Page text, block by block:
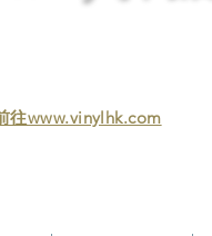
往www.vinylhk.com